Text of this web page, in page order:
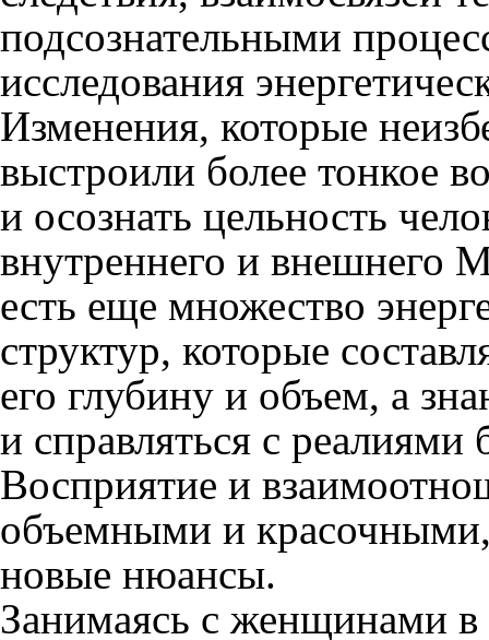
подсознательными
исследования
Изменения, которые
выстроили более тонкое
и осознать цельность
внутреннего и внешнего
есть еще множество
структур, которые
его глубину и объем, а
и справляться с
Восприятие и
объемными и
новые нюансы.
Занимаясь с женщинами в